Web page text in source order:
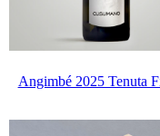
Angimbé 2025 Tenuta